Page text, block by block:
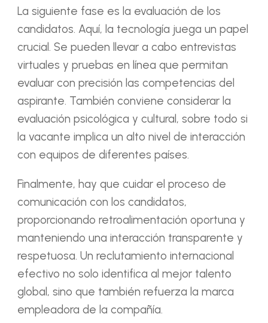
La siguiente fase es la evaluación de los
candidatos. Aquí, la tecnología juega un papel
crucial. Se pueden llevar a cabo entrevistas
virtuales y pruebas en línea que permitan
evaluar con precisión las competencias del
aspirante. También conviene considerar la
evaluación psicológica y cultural, sobre todo si
la vacante implica un alto nivel de interacción
con equipos de diferentes países.
Finalmente, hay que cuidar el proceso de
comunicación con los candidatos,
proporcionando retroalimentación oportuna y
manteniendo una interacción transparente y
respetuosa. Un reclutamiento internacional
efectivo no solo identifica al mejor talento
global, sino que también refuerza la marca
empleadora de la compañía.